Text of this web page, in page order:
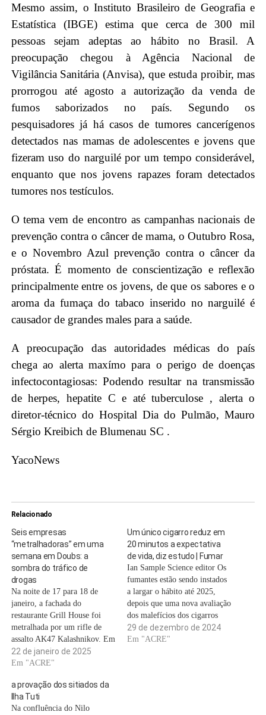
Mesmo assim, o Instituto Brasileiro de Geografia e
Estatística (IBGE) estima que cerca de 300 mil
pessoas sejam adeptas ao hábito no Brasil. A
preocupação chegou à Agência Nacional de
Vigilância Sanitária (Anvisa), que estuda proibir, mas
prorrogou até agosto a autorização da venda de
fumos saborizados no país. Segundo os
pesquisadores já há casos de tumores cancerígenos
detectados nas mamas de adolescentes e jovens que
fizeram uso do narguilé por um tempo considerável,
enquanto que nos jovens rapazes foram detectados
tumores nos testículos.
O tema vem de encontro as campanhas nacionais de
prevenção contra o câncer de mama, o Outubro Rosa,
e o Novembro Azul prevenção contra o câncer da
próstata. É momento de conscientização e reflexão
principalmente entre os jovens, de que os sabores e o
aroma da fumaça do tabaco inserido no narguilé é
causador de grandes males para a saúde.
A preocupação das autoridades médicas do país
chega ao alerta maxímo para o perigo de doenças
infectocontagiosas: Podendo resultar na transmissão
de herpes, hepatite C e até tuberculose , alerta o
diretor-técnico do Hospital Dia do Pulmão, Mauro
Sérgio Kreibich de Blumenau SC .
YacoNews
Relacionado
Seis empresas
“metralhadoras” em uma
semana em Doubs: a
sombra do tráfico de
drogas
Na noite de 17 para 18 de
janeiro, a fachada do
restaurante Grill House foi
metralhada por um rifle de
assalto AK47 Kalashnikov. Em
Besançon, 18 de janeiro de
2025. WILLY GRAFF /
REPUBLICAIN/MAXPPP
Alguns transeuntes viram a
cabeça, vagamente curiosos.
22 de janeiro de 2025
Em "ACRE"
Um único cigarro reduz em
20 minutos a expectativa
de vida, diz estudo | Fumar
Ian Sample Science editor Os
fumantes estão sendo instados
a largar o hábito até 2025,
depois que uma nova avaliação
dos malefícios dos cigarros
descobriu que eles reduzem a
expectativa de vida ainda mais
29 de dezembro de 2024
Em "ACRE"
a provação dos sitiados da
Ilha Tuti
Na confluência do Nilo